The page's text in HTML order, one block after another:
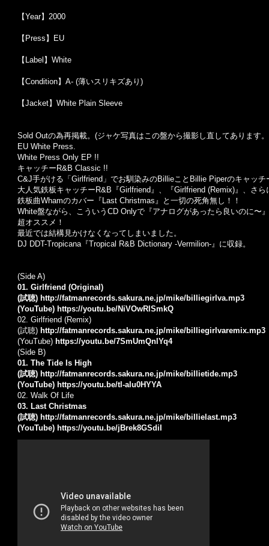
【Year】2000
【Press】EU
【Label】White
【Condition】A- (薄いスリキズあり)
【Jacket】White Plain Sleeve
Sold Outの為再掲載。 (ジャケ写真はこの盤から撮影し直してあります。
EU White Press.
White Press Only EP !!
キャッチーR&B Classic !!
C&J手がける「Girlfriend」でお馴染みのBillieことBillie Piperのキャッ
大人気鉄板キャッチーR&B『Girlfriend』、『Girlfriend (Remix)』、さ
鉄板曲Whamのカバー『Last Christmas』と一切の死角無し！！
White盤ながら、こういうCD Onlyで『アナログがあったら良いのに〜
超オススメ！
最近では結構見かけなくなってしまいました。
DJ DDT-Tropicana『Tropical R&B Dictionary -Vermilion-』に収録。
(Side A)
01. Girlfriend (Original)
(試聴) http://fatmanrecords.sakura.ne.jp/mike/billiegirlva.mp3
(YouTube) https://youtu.be/NiVOwRlSmkQ
02. Girlfriend (Remix)
(試聴) http://fatmanrecords.sakura.ne.jp/mike/billiegirlvaremix.mp3
(YouTube) https://youtu.be/7SmUmQnlYq4
(Side B)
01. The Tide Is High
(試聴) http://fatmanrecords.sakura.ne.jp/mike/billietide.mp3
(YouTube) https://youtu.be/tl-alu0HYYA
02. Walk Of Life
03. Last Christmas
(試聴) http://fatmanrecords.sakura.ne.jp/mike/billielast.mp3
(YouTube) https://youtu.be/jBrek8GSdiI